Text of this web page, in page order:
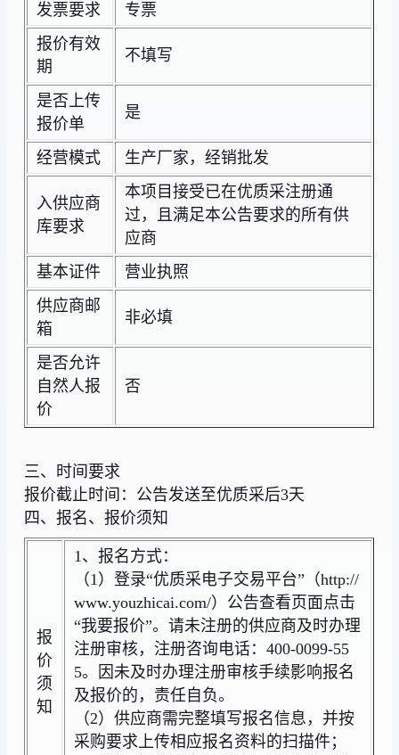
发票要求
专票
报价有效
期
不填写
是否上传
报价单
是
经营模式 生产厂家，经销批发
入供应商
库要求
本项目接受已在优质采注册通
过，且满足本公告要求的所有供
应商
基本证件
营业执照
供应商邮
箱
非必填
是否允许
自然人报
价
否
三、时间要求
报价截止时间：公告发送至优质采后3天
四、报名、报价须知
报
价
须
知
1、报名方式：
（1）登录“优质采电子交易平台”（http://
www.youzhicai.com/）公告查看页面点击
“我要报价”。请未注册的供应商及时办理
注册审核，注册咨询电话：400-0099-55
5。因未及时办理注册审核手续影响报名
及报价的，责任自负。
（2）供应商需完整填写报名信息，并按
采购要求上传相应报名资料的扫描件；